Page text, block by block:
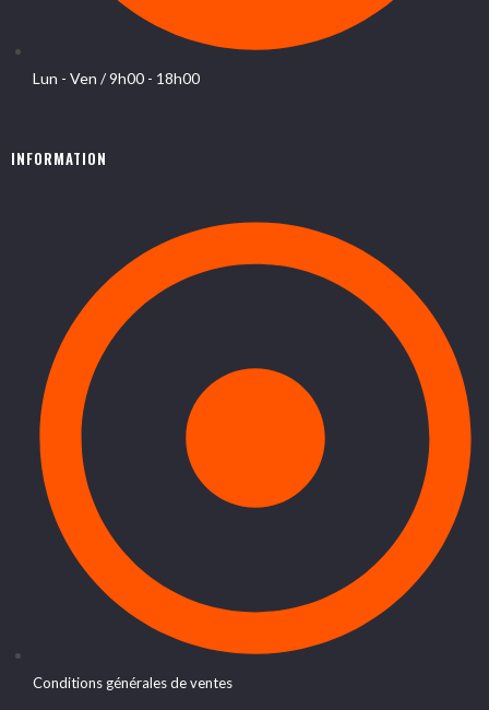
Lun - Ven / 9h00 - 18h00
INFORMATION
Conditions générales de ventes